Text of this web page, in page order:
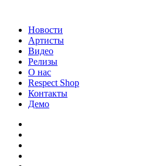
Новости
Артисты
Видео
Релизы
О нас
Respect Shop
Контакты
Демо